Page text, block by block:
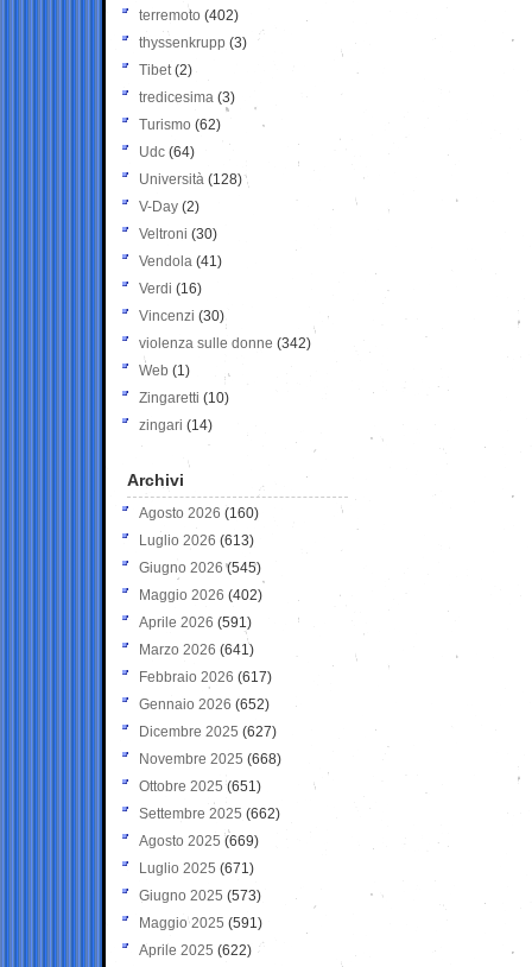
terremoto (402)
thyssenkrupp (3)
Tibet(2)
tredicesima (3)
Turismo (62)
Udc (64)
Università (128)
V-Day (2)
Veltroni (30)
Vendola (41)
Verdi (16)
Vincenzi (30)
violenza sulle donne (342)
Web (1)
Zingaretti (10)
zingari (14)
Archivi
Agosto 2026 (160)
Luglio 2026 (613)
Giugno 2026 (545)
Maggio 2026 (402)
Aprile 2026 (591)
Marzo 2026 (641)
Febbraio 2026 (617)
Gennaio 2026 (652)
Dicembre 2025 (627)
Novembre 2025 (668)
Ottobre 2025 (651)
Settembre 2025 (662)
Agosto 2025 (669)
Luglio 2025 (671)
Giugno 2025 (573)
Maggio 2025 (591)
Aprile 2025 (622)